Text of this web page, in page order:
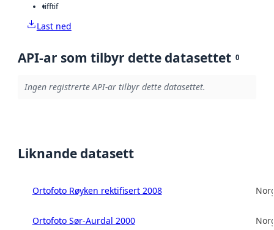
tifftif
Last ned
API-ar som tilbyr dette datasettet 0
Ingen registrerte API-ar tilbyr dette datasettet.
Liknande datasett
Ortofoto Røyken rektifisert 2008
Ortofoto Sør-Aurdal 2000